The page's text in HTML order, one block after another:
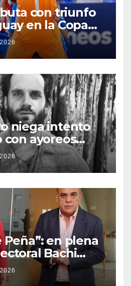
con triunfo
en la Copa
17 de futsal
niega intento
ayoreos
Peña”: en plena
Bachi
aumentazo a